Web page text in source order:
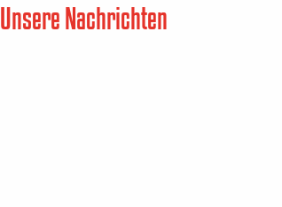
Unsere Nachrichten